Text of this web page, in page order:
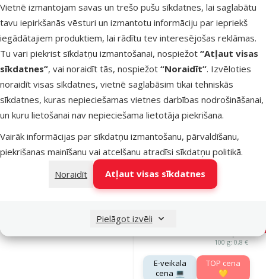
Vietnē izmantojam savas un trešo pušu sīkdatnes, lai saglabātu
tavu iepirkšanās vēsturi un izmantotu informāciju par iepriekš
iegādātajiem produktiem, lai rādītu tev interesējošas reklāmas.
Tu vari piekrist sīkdatņu izmantošanai, nospiežot “Atļaut visas
sīkdatnes”, vai noraidīt tās, nospiežot “Noraidīt”. Izvēloties
noraidīt visas sīkdatnes, vietnē saglabāsim tikai tehniskās
sīkdatnes, kuras nepieciešamas vietnes darbības nodrošināšanai,
un kuru lietošanai nav nepieciešama lietotāja piekrišana.
Vairāk informācijas par sīkdatņu izmantošanu, pārvaldīšanu,
piekrišanas mainīšanu vai atcelšanu atradīsi sīkdatņu politikā.
Noraidīt
Atļaut visas sīkdatnes
Pielāgot izvēli
Cena
5,99 €
Cena par 100 g:
iesaka
Noliktavā
Barība
Hairball, 2
100 g: 0,8 €
E-veikala
cena 💻
TOP cena
💛